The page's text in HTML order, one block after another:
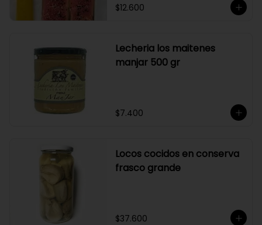
$12.600
Lecheria los maitenes
manjar 500 gr
$7.400
Locos cocidos en conserva
frasco grande
$37.600